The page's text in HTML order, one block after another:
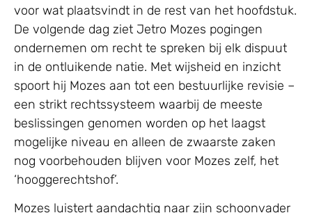
voor wat plaatsvindt in de rest van het hoofdstuk.
De volgende dag ziet Jetro Mozes pogingen
ondernemen om recht te spreken bij elk dispuut
in de ontluikende natie. Met wijsheid en inzicht
spoort hij Mozes aan tot een bestuurlijke revisie –
een strikt rechtssysteem waarbij de meeste
beslissingen genomen worden op het laagst
mogelijke niveau en alleen de zwaarste zaken
nog voorbehouden blijven voor Mozes zelf, het
‘hooggerechtshof’.
Mozes luistert aandachtig naar zijn schoonvader